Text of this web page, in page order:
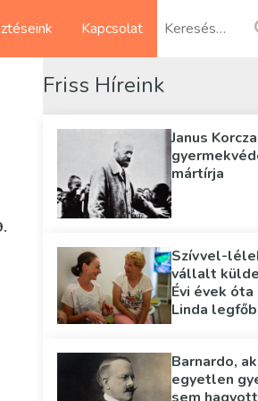
Kapcsolat
Friss Híreink
Janus
mártírja
Szívvel-
vállalt
Évi évek óta
Linda
Barnardo,
egyetlen
sem